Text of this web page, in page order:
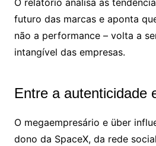
O relatório analisa as
futuro das marcas e aponta
não a performance – volta a
intangível das empresas.
Entre a autenticidade
O megaempresário e über
dono da SpaceX, da rede